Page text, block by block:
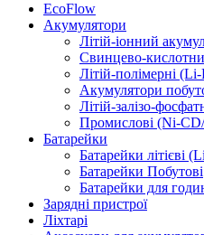
EcoFlow
Акумулятори
Літій-іонний
Свинцево-
Літій-полімерні
Акумулятори
Літій-залізо-
Промислові (Ni-
Батарейки
Батарейки літієві
Батарейки Побутові
Батарейки для
Зарядні пристрої
Ліхтарі